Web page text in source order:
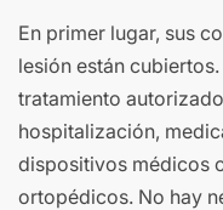
En primer lugar, sus
lesión están
tratamiento
hospitalización,
dispositivos médicos
ortopédicos. No hay